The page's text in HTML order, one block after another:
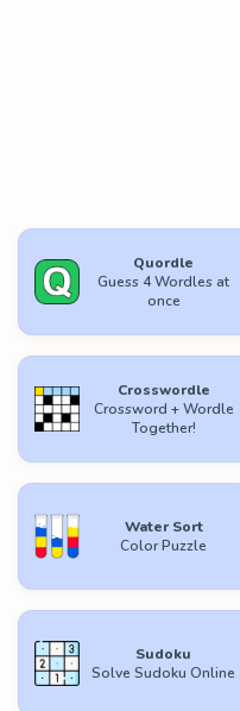
Quordle
Guess 4 Wordles at
once
Crosswordle
Crossword + Wordle
Together!
Water Sort
Color Puzzle
Sudoku
Solve Sudoku Online